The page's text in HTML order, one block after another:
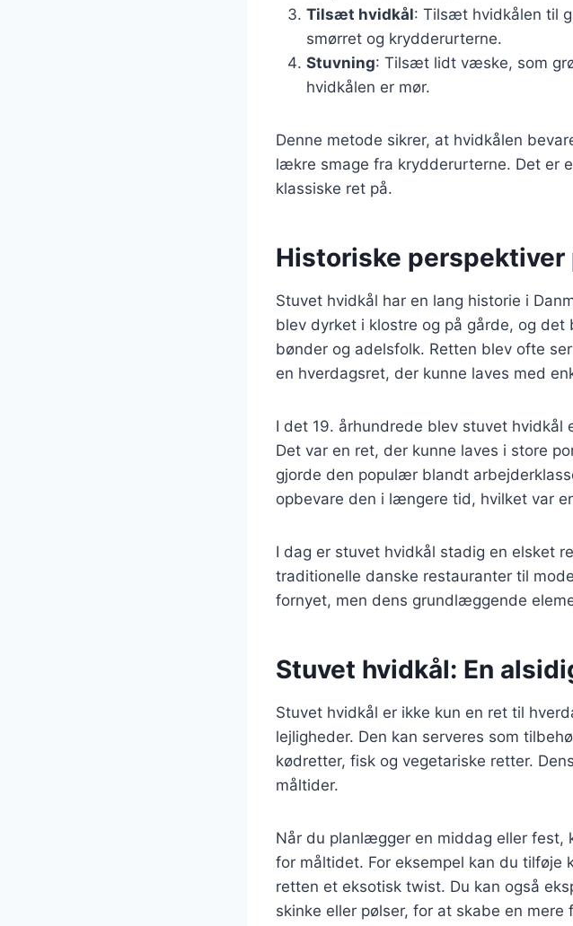
Tilsæt hvidkål: Tilsæt hvidkålen til
smørret og krydderurterne.
Stuvning: Tilsæt lidt væske, som
hvidkålen er mør.
Denne metode sikrer, at hvidkålen
lækre smage fra krydderurterne. Det er
klassiske ret på.
Historiske perspektiver
Stuvet hvidkål har en lang historie i
blev dyrket i klostre og på gårde, og
bønder og adelsfolk. Retten blev ofte
en hverdagsret, der kunne laves med
I det 19. århundrede blev stuvet
Det var en ret, der kunne laves i store
gjorde den populær blandt
opbevare den i længere tid, hvilket var
I dag er stuvet hvidkål stadig en elsket
traditionelle danske restauranter til
fornyet, men dens grundlæggende
Stuvet hvidkål: En
Stuvet hvidkål er ikke kun en ret til
lejligheder. Den kan serveres som
kødretter, fisk og vegetariske retter.
måltider.
Når du planlægger en middag eller fest,
for måltidet. For eksempel kan du tilføje
retten et eksotisk twist. Du kan også
skinke eller pølser, for at skabe en mere